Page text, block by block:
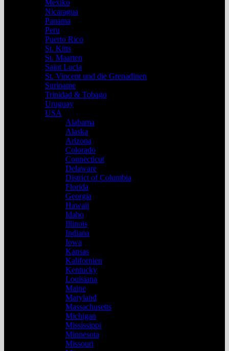
Mexiko
Nicaragua
Panama
Peru
Puerto Rico
St. Kitts
St. Maarten
Saint Lucia
St. Vincent und die Grenadinen
Suriname
Trinidad & Tobago
Uruguay
USA
Alabama
Alaska
Arizona
Colorado
Connecticut
Delaware
District of Columbia
Florida
Georgia
Hawaii
Idaho
Illinois
Indiana
Iowa
Kansas
Kalifornien
Kentucky
Louisiana
Maine
Maryland
Massachusetts
Michigan
Mississippi
Minnesota
Missouri